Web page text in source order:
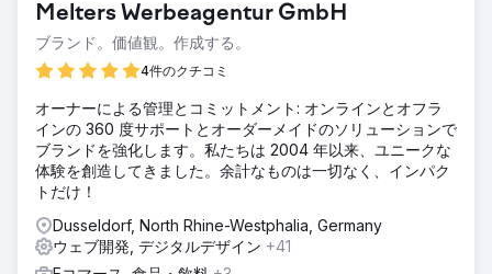
Melters Werbeagentur GmbH
ブランド。価値観。作成する。
4件のクチコミ
オーナーによる管理とコミットメント: オンラインとオフラ
インの 360 度サポートとオーダーメイドのソリューションで
ブランドを強化します。私たちは 2004 年以来、ユニークな
体験を創造してきました。余計なものは一切なく、インパク
トだけ！
Dusseldorf, North Rhine-Westphalia, Germany
ウェブ開発, デジタルデザイン +41